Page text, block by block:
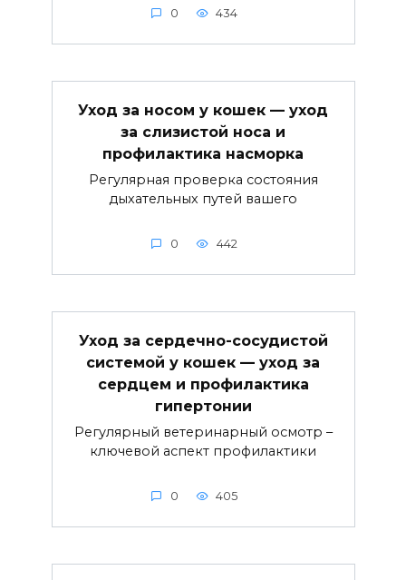
0 434
Уход за носом у кошек — уход
за слизистой носа и
профилактика насморка
Регулярная проверка состояния
дыхательных путей вашего
0 442
Уход за сердечно-сосудистой
системой у кошек — уход за
сердцем и профилактика
гипертонии
Регулярный ветеринарный осмотр –
ключевой аспект профилактики
0 405